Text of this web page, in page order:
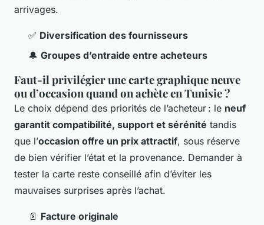
arrivages.
✅ Diversification des fournisseurs
🔔 Groupes d’entraide entre acheteurs
Faut-il privilégier une carte graphique neuve
ou d’occasion quand on achète en Tunisie ?
Le choix dépend des priorités de l’acheteur : le neuf
garantit compatibilité, support et sérénité tandis
que l’occasion offre un prix attractif, sous réserve
de bien vérifier l’état et la provenance. Demander à
tester la carte reste conseillé afin d’éviter les
mauvaises surprises après l’achat.
📄 Facture originale